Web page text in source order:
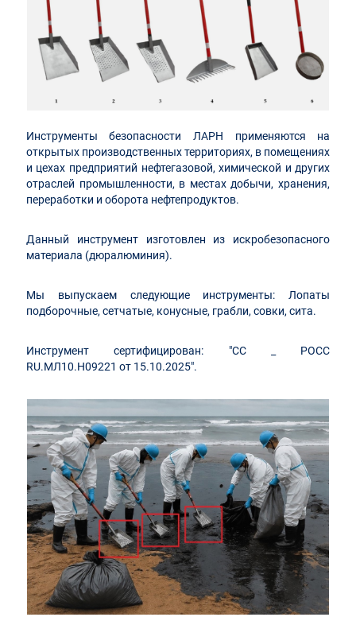
Инструменты безопасности ЛАРН применяются на
открытых производственных территориях, в помещениях
и цехах предприятий нефтегазовой, химической и других
отраслей промышленности, в местах добычи, хранения,
переработки и оборота нефтепродуктов.
Данный инструмент изготовлен из искробезопасного
материала (дюралюминия).
Мы выпускаем следующие инструменты: Лопаты
подборочные, сетчатые, конусные, грабли, совки, сита.
Инструмент сертифицирован: "СС _ РОСС
RU.МЛ10.H09221 от 15.10.2025".